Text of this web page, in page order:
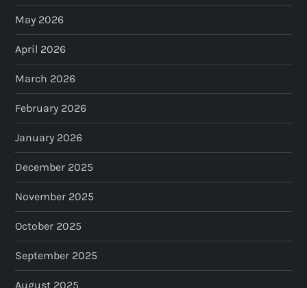
May 2026
April 2026
March 2026
February 2026
January 2026
December 2025
November 2025
October 2025
September 2025
August 2025